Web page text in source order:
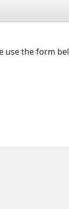
use the form